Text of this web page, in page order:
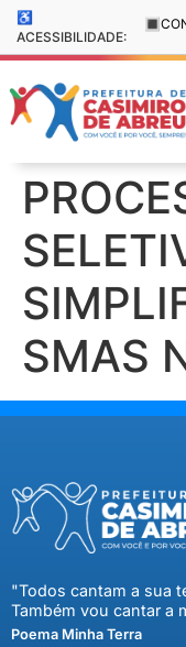
♿
ACESSIBILIDADE:
🔳
SMAS
"Todos cantam a sua
Também vou cantar a
Poema Minha Terra